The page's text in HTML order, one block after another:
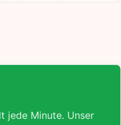
jede Minute. Unser